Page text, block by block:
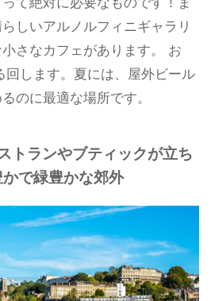
しいアルノルフィニギャラリ
さなカフェがあります。 お
回します。夏には、屋外ビール
のに最適な場所です。
トランやブテ​​ィックが立ち
で緑豊かな郊外